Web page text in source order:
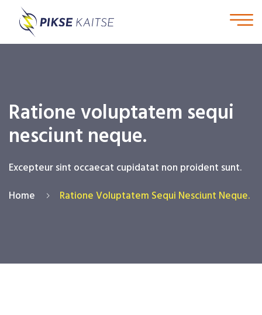
Ratione voluptatem sequi
nesciunt neque.
Excepteur sint occaecat cupidatat non proident sunt.
Home
Ratione Voluptatem Sequi Nesciunt Neque.